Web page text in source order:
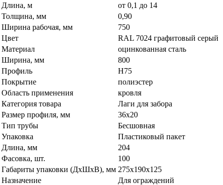
Длина, м
от 0,1 до 14
Толщина, мм
0,90
Ширина рабочая, мм
750
Цвет
RAL 7024 графитовый серый
Материал
оцинкованная сталь
Ширина, мм
800
Профиль
Н75
Покрытие
полиэстер
Область применения
кровля
Категория товара
Лаги для забора
Размер профиля, мм
36х20
Тип трубы
Бесшовная
Упаковка
Пластиковый пакет
Длина, мм
204
Фасовка, шт.
100
Габариты упаковки (ДхШхВ), мм 275х190х125
Назначение
Для ограждений